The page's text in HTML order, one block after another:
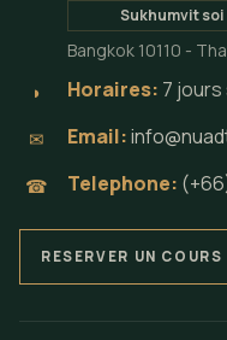
Sukhumvit soi
Bangkok 10110 -
◗ Horaires: 7 jours
✉ Email:
☎ Telephone:
RESERVER UN COURS